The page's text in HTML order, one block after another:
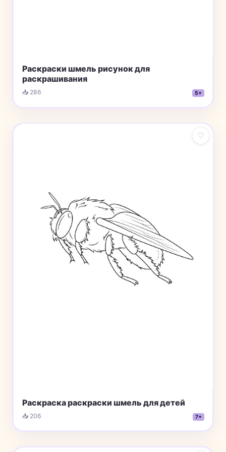
Раскраски шмель рисунок для
раскрашивания
📥 286 5+
♡
Раскраска раскраски шмель для детей
📥 206 7+